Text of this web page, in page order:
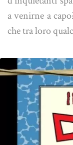
a venirne a
che tra loro